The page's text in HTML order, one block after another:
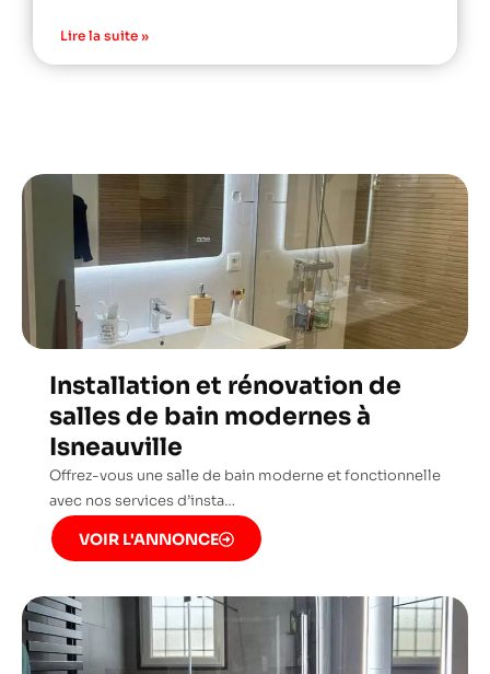
Lire la suite »
Installation et rénovation de
salles de bain modernes à
Isneauville
Offrez-vous une salle de bain moderne et fonctionnelle
avec nos services d’insta…
VOIR L'ANNONCE